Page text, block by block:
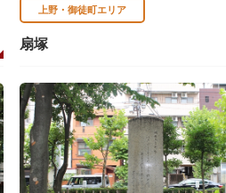
上野・御徒町エリア
扇塚